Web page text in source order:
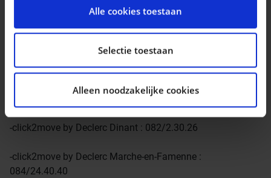
personaliseren, om functies voor social media te
bieden en om ons websiteverkeer te analyseren. Ook
delen we informatie over uw gebruik van onze site met
onze partners voor social media, adverteren en
combineren met andere informatie die u aan ze heeft
verstrekt of die ze hebben verzameld op basis van uw
gebruik van hun services.
Alle cookies toestaan
Selectie toestaan
Alleen noodzakelijke cookies
l’un de nos points de vente :
-click2move by Declerc Namur (Naninne) : 081/74.97.20
-click2move by Declerc Ciney : 083/21.24.05
-click2move by Declerc Dinant : 082/2.30.26
-click2move by Declerc Marche-en-Famenne :
084/24.40.40